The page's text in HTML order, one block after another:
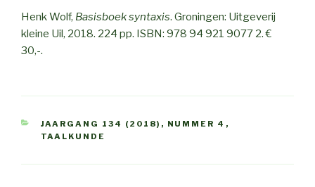
Henk Wolf, Basisboek syntaxis. Groningen: Uitgeverij
kleine Uil, 2018. 224 pp. ISBN: 978 94 921 9077 2. €
30,-.
CATEGORIES
JAARGANG 134 (2018) , NUMMER 4 ,
TAALKUNDE